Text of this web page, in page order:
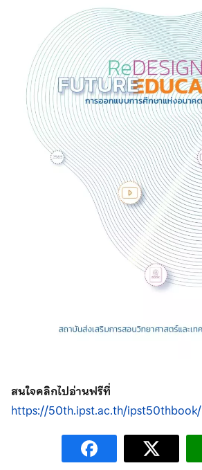
สนใจคลิกไปอ่านฟรีที่
https://50th.ipst.ac.th/ipst50thbook/